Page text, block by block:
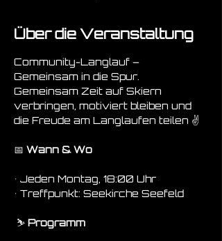
Über die Veranstaltung
Community-Langlauf –
Gemeinsam in die Spur.
Gemeinsam Zeit auf Skiern
verbringen, motiviert bleiben und
die Freude am Langlaufen teilen ✌️
📅 Wann & Wo
• Jeden Montag, 18:00 Uhr
• Treffpunkt: Seekirche Seefeld
⛷️ Programm